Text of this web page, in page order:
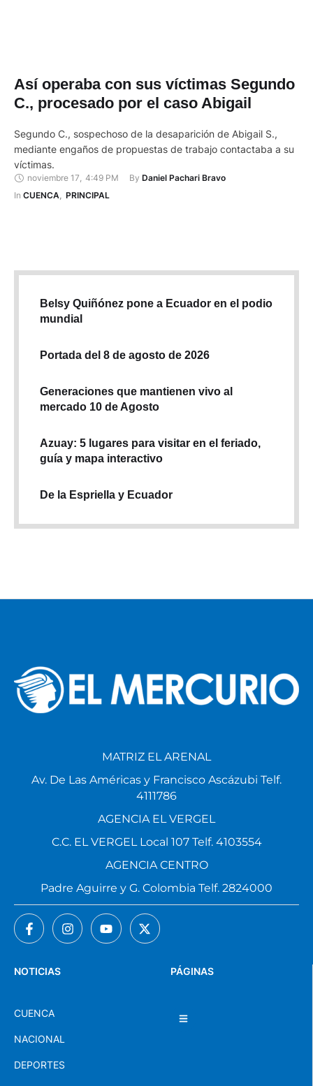
Así operaba con sus víctimas Segundo
C., procesado por el caso Abigail
Segundo C., sospechoso de la desaparición de Abigail S.,
mediante engaños de propuestas de trabajo contactaba a su
víctimas.
noviembre 17 4:49 PM By Daniel Pachari Bravo
In CUENCA, PRINCIPAL
Belsy Quiñónez pone a Ecuador en el podio
mundial
Portada del 8 de agosto de 2026
Generaciones que mantienen vivo al
mercado 10 de Agosto
Azuay: 5 lugares para visitar en el feriado,
guía y mapa interactivo
De la Espriella y Ecuador
PÁGINAS
NOTICIAS
CUENCA
NACIONAL
DEPORTES
MATRIZ EL ARENAL
Av. De Las Américas y Francisco Ascázubi Telf.
4111786
AGENCIA EL VERGEL
C.C. EL VERGEL Local 107 Telf. 4103554
AGENCIA CENTRO
Padre Aguirre y G. Colombia Telf. 2824000